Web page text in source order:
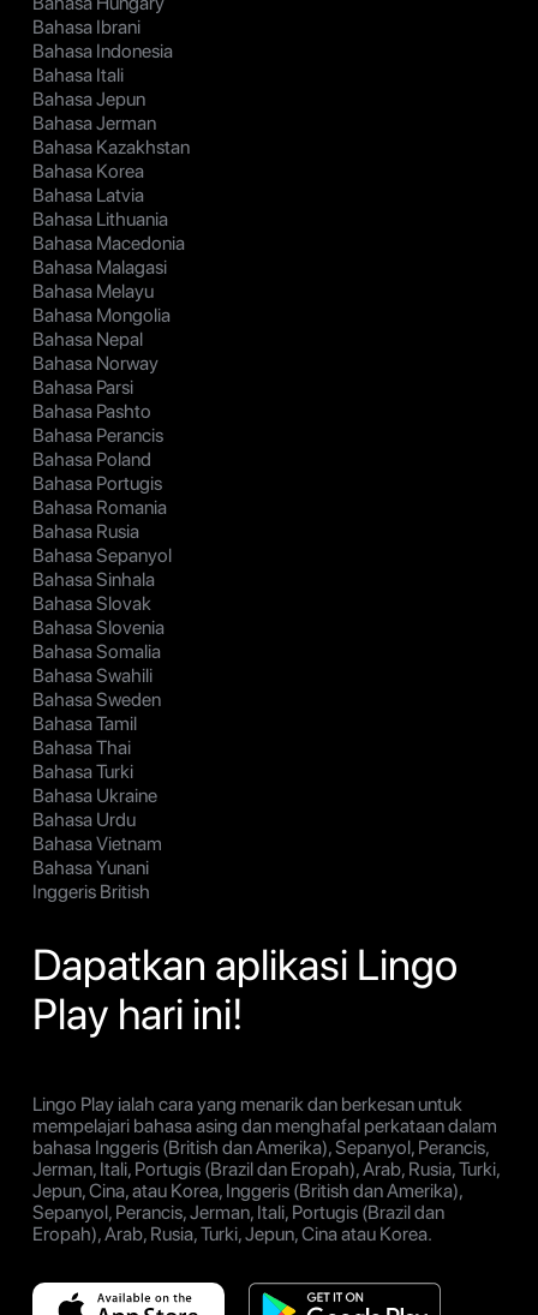
Bahasa Ibrani
Bahasa Indonesia
Bahasa Itali
Bahasa Jepun
Bahasa Jerman
Bahasa Kazakhstan
Bahasa Korea
Bahasa Latvia
Bahasa Lithuania
Bahasa Macedonia
Bahasa Malagasi
Bahasa Melayu
Bahasa Mongolia
Bahasa Nepal
Bahasa Norway
Bahasa Parsi
Bahasa Pashto
Bahasa Perancis
Bahasa Poland
Bahasa Portugis
Bahasa Romania
Bahasa Rusia
Bahasa Sepanyol
Bahasa Sinhala
Bahasa Slovak
Bahasa Slovenia
Bahasa Somalia
Bahasa Swahili
Bahasa Sweden
Bahasa Tamil
Bahasa Thai
Bahasa Turki
Bahasa Ukraine
Bahasa Urdu
Bahasa Vietnam
Bahasa Yunani
Inggeris British
Dapatkan aplikasi Lingo
Play hari ini!
Lingo Play ialah cara yang menarik dan berkesan untuk
mempelajari bahasa asing dan menghafal perkataan dalam
bahasa Inggeris (British dan Amerika), Sepanyol, Perancis,
Jerman, Itali, Portugis (Brazil dan Eropah), Arab, Rusia, Turki,
Jepun, Cina, atau Korea, Inggeris (British dan Amerika),
Sepanyol, Perancis, Jerman, Itali, Portugis (Brazil dan
Eropah), Arab, Rusia, Turki, Jepun, Cina atau Korea.